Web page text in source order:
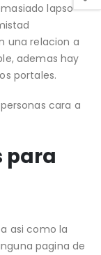
lapso
una relacion a
ademas hay
portales.
cara a
para
asi­ como la
pagina de